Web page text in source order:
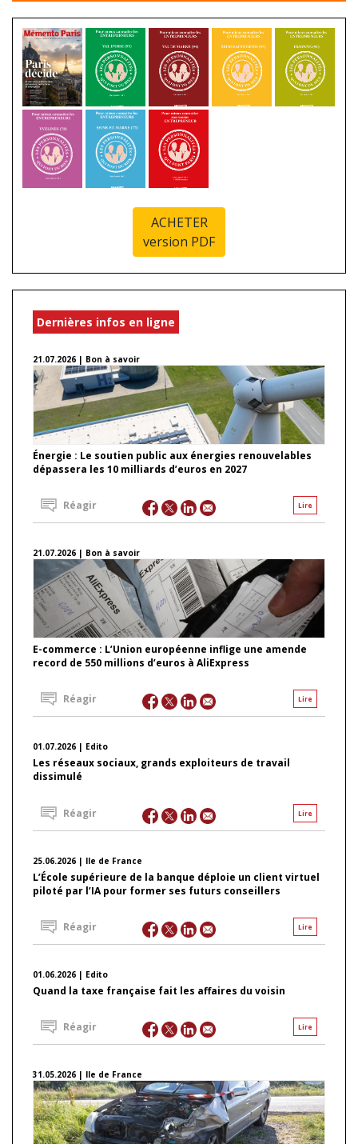
ACHETER
version PDF
Dernières infos en ligne
21.07.2026 | Bon à savoir
Énergie : Le soutien public aux énergies renouvelables
dépassera les 10 milliards d’euros en 2027
Lire
Réagir
21.07.2026 | Bon à savoir
E-commerce : L’Union européenne inflige une amende
record de 550 millions d’euros à AliExpress
Lire
Réagir
01.07.2026 | Edito
Les réseaux sociaux, grands exploiteurs de travail
dissimulé
Lire
Réagir
25.06.2026 | Ile de France
L’École supérieure de la banque déploie un client virtuel
piloté par l’IA pour former ses futurs conseillers
Lire
Réagir
01.06.2026 | Edito
Quand la taxe française fait les affaires du voisin
Lire
Réagir
31.05.2026 | Ile de France